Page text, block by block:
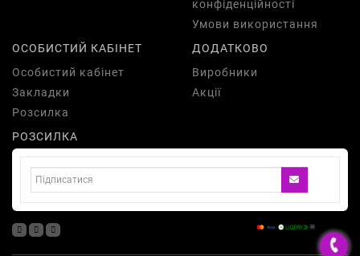
конфіденційності
Умови використання
ОСОБИСТИЙ КАБІНЕТ
Особистий кабінет
Закладки
Розсилка
ДОДАТКОВО
Виробники
Акції
РОЗСИЛКА